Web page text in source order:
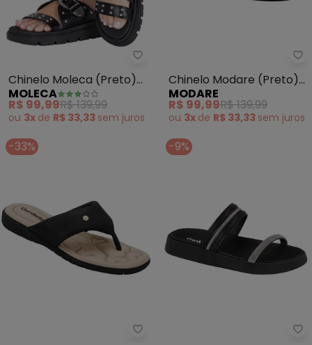
Moleca - Chinelo Moleca
Chinelo Moleca (Preto)
em Sintético
MOLECA
R$ 99,99R$ 139,99
ou 3x de R$ 33,33 sem juros
Chinelo Modare (Preto)
em Sintético
MODARE
R$ 99,99R$ 139,99
ou 3x de R$ 33,33 sem juros
-33%
Comfortflex - Tamanco
-9%